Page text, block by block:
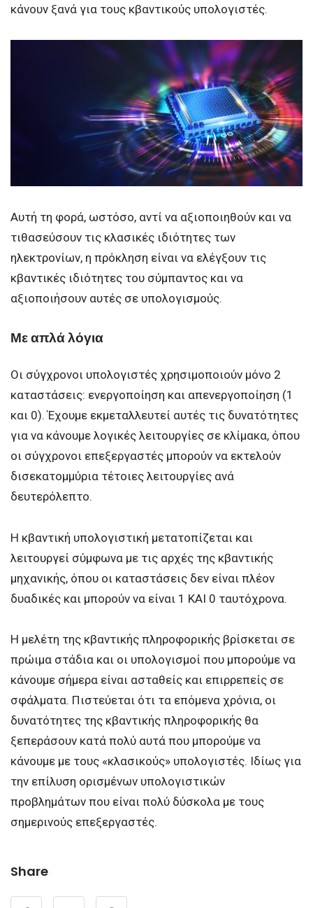
κάνουν ξανά για τους κβαντικούς υπολογιστές.
Αυτή τη φορά, ωστόσο, αντί να αξιοποιηθούν και να
τιθασεύσουν τις κλασικές ιδιότητες των
ηλεκτρονίων, η πρόκληση είναι να ελέγξουν τις
κβαντικές ιδιότητες του σύμπαντος και να
αξιοποιήσουν αυτές σε υπολογισμούς.
Με απλά λόγια
Οι σύγχρονοι υπολογιστές χρησιμοποιούν μόνο 2
καταστάσεις: ενεργοποίηση και απενεργοποίηση (1
και 0). Έχουμε εκμεταλλευτεί αυτές τις δυνατότητες
για να κάνουμε λογικές λειτουργίες σε κλίμακα, όπου
οι σύγχρονοι επεξεργαστές μπορούν να εκτελούν
δισεκατομμύρια τέτοιες λειτουργίες ανά
δευτερόλεπτο.
Η κβαντική υπολογιστική μετατοπίζεται και
λειτουργεί σύμφωνα με τις αρχές της κβαντικής
μηχανικής, όπου οι καταστάσεις δεν είναι πλέον
δυαδικές και μπορούν να είναι 1 ΚΑΙ 0 ταυτόχρονα.
Η μελέτη της κβαντικής πληροφορικής βρίσκεται σε
πρώιμα στάδια και οι υπολογισμοί που μπορούμε να
κάνουμε σήμερα είναι ασταθείς και επιρρεπείς σε
σφάλματα. Πιστεύεται ότι τα επόμενα χρόνια, οι
δυνατότητες της κβαντικής πληροφορικής θα
ξεπεράσουν κατά πολύ αυτά που μπορούμε να
κάνουμε με τους «κλασικούς» υπολογιστές. Ιδίως για
την επίλυση ορισμένων υπολογιστικών
προβλημάτων που είναι πολύ δύσκολα με τους
σημερινούς επεξεργαστές.
Share